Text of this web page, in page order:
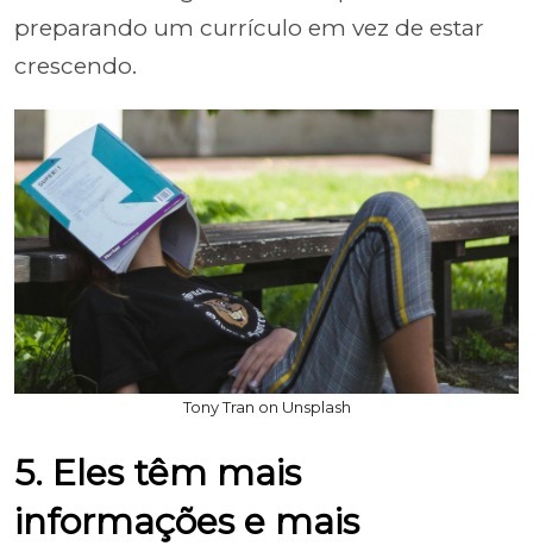
preparando um currículo em vez de estar
crescendo.
Tony Tran on Unsplash
5. Eles têm mais
informações e mais